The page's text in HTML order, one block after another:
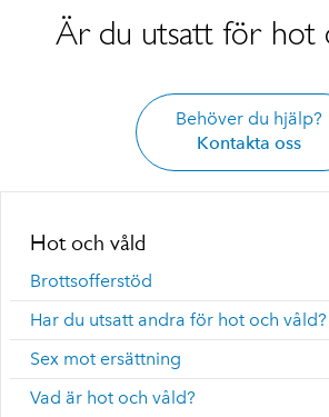
Är du utsatt för hot
Behöver du hjälp?
Kontakta oss
Hot och våld
Brottsofferstöd
Har du utsatt andra för hot och våld?
Sex mot ersättning
Vad är hot och våld?